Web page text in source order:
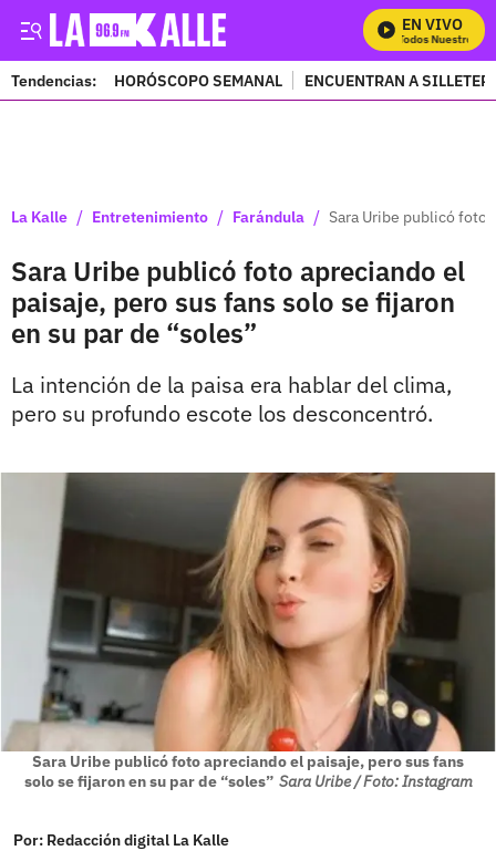
EN VIVO
Mira Todos Nuestros
Tendencias: HORÓSCOPO SEMANAL ENCUENTRAN A
La Kalle / Entretenimiento / Farándula / Sara Uribe publicó foto
Sara Uribe publicó foto apreciando el
paisaje, pero sus fans solo se fijaron
en su par de “soles”
La intención de la paisa era hablar del clima,
pero su profundo escote los desconcentró.
Sara Uribe publicó foto apreciando el paisaje, pero sus fans
solo se fijaron en su par de “soles” Sara Uribe / Foto: Instagram
Por: Redacción digital La Kalle